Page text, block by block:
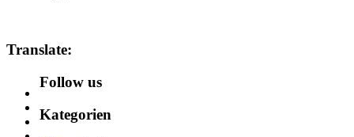
Translate:
Follow us
Kategorien